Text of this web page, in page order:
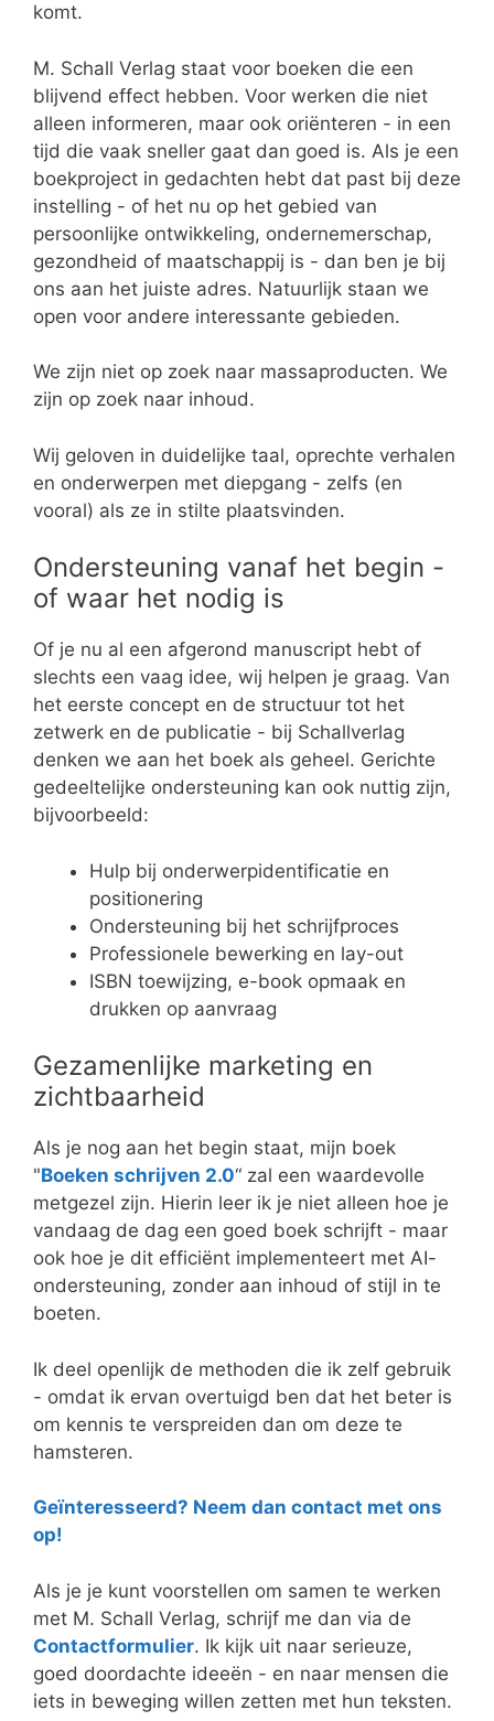
komt.
M. Schall Verlag staat voor boeken die een
blijvend effect hebben. Voor werken die niet
alleen informeren, maar ook oriënteren - in een
tijd die vaak sneller gaat dan goed is. Als je een
boekproject in gedachten hebt dat past bij deze
instelling - of het nu op het gebied van
persoonlijke ontwikkeling, ondernemerschap,
gezondheid of maatschappij is - dan ben je bij
ons aan het juiste adres. Natuurlijk staan we
open voor andere interessante gebieden.
We zijn niet op zoek naar massaproducten. We
zijn op zoek naar inhoud.
Wij geloven in duidelijke taal, oprechte verhalen
en onderwerpen met diepgang - zelfs (en
vooral) als ze in stilte plaatsvinden.
Ondersteuning vanaf het begin -
of waar het nodig is
Of je nu al een afgerond manuscript hebt of
slechts een vaag idee, wij helpen je graag. Van
het eerste concept en de structuur tot het
zetwerk en de publicatie - bij Schallverlag
denken we aan het boek als geheel. Gerichte
gedeeltelijke ondersteuning kan ook nuttig zijn,
bijvoorbeeld:
Hulp bij onderwerpidentificatie en
positionering
Ondersteuning bij het schrijfproces
Professionele bewerking en lay-out
ISBN toewijzing, e-book opmaak en
drukken op aanvraag
Gezamenlijke marketing en
zichtbaarheid
Als je nog aan het begin staat, mijn boek
"Boeken schrijven 2.0“ zal een waardevolle
metgezel zijn. Hierin leer ik je niet alleen hoe je
vandaag de dag een goed boek schrijft - maar
ook hoe je dit efficiënt implementeert met AI-
ondersteuning, zonder aan inhoud of stijl in te
boeten.
Ik deel openlijk de methoden die ik zelf gebruik
- omdat ik ervan overtuigd ben dat het beter is
om kennis te verspreiden dan om deze te
hamsteren.
Geïnteresseerd? Neem dan contact met ons
op!
Als je je kunt voorstellen om samen te werken
met M. Schall Verlag, schrijf me dan via de
Contactformulier. Ik kijk uit naar serieuze,
goed doordachte ideeën - en naar mensen die
iets in beweging willen zetten met hun teksten.